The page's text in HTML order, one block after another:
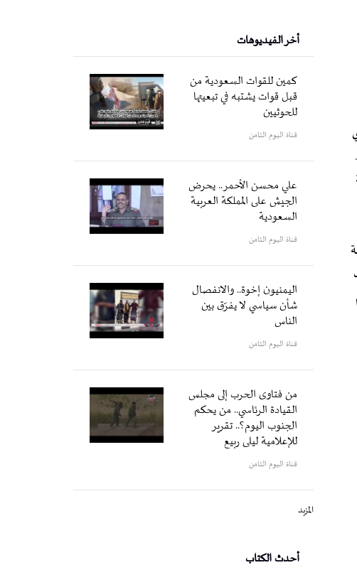
.
أخر الفيديوهات
كمين للقوات السعودية من
قبل قوات يشتبه في تبعيتها
للحوثيين
قناة اليوم الثامن
علي محسن الأحمر.. يحرض
الجيش على المملكة العربية
السعودية
قناة اليوم الثامن
اليمنيون إخوة.. والانفصال
شأن سياسي لا يفرّق بين
الناس
قناة اليوم الثامن
من فتاوى الحرب إلى مجلس
القيادة الرئاسي.. من يحكم
الجنوب اليوم؟.. تقرير
للإعلامية ليلى ربيع
قناة اليوم الثامن
المزيد
أحدث الكتاب